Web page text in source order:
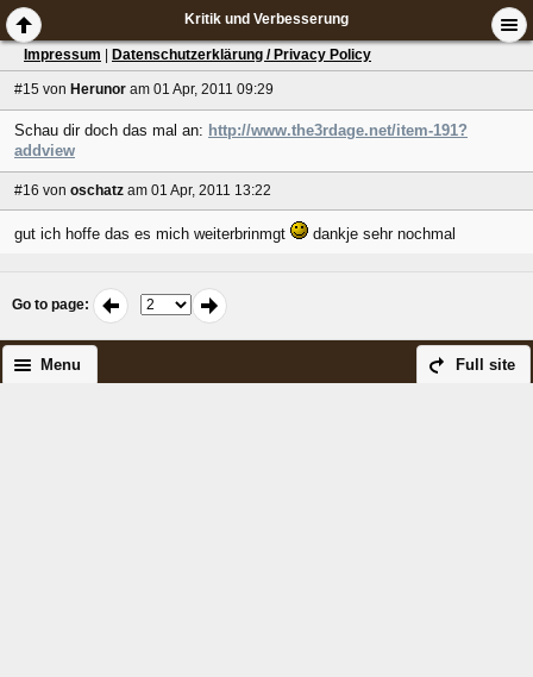
Kritik und Verbesserung
Impressum Datenschutzerklärung / Privacy Policy
#15 von Herunor am 01 Apr, 2011 09:29
Schau dir doch das mal an: http://www.the3rdage.net/item-191?
addview
#16 von oschatz am 01 Apr, 2011 13:22
gut ich hoffe das es mich weiterbrinmgt dankje sehr nochmal
Go to page:
Full site
Menu